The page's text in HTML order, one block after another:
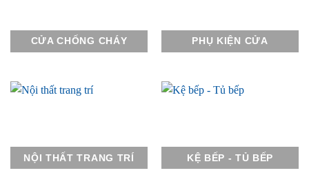
CỬA CHỐNG CHÁY PHỤ KIỆN CỬA
NỘI THẤT TRANG TRÍ KỆ BẾP - TỦ BẾP